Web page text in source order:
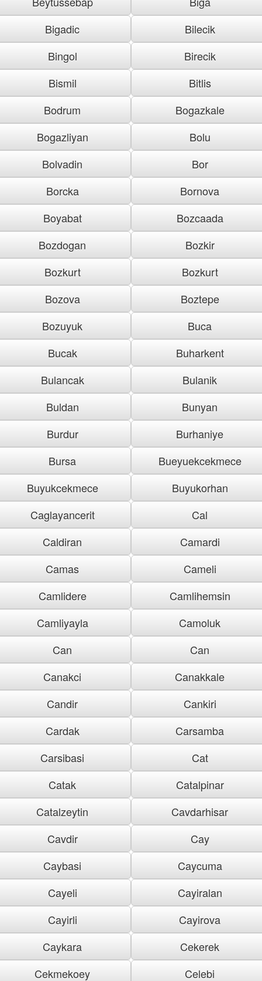
Bigadic
Bilecik
Bingol
Birecik
Bismil
Bitlis
Bodrum
Bogazkale
Bogazliyan
Bolu
Bolvadin
Bor
Borcka
Bornova
Boyabat
Bozcaada
Bozdogan
Bozkir
Bozkurt
Bozkurt
Bozova
Boztepe
Bozuyuk
Buca
Bucak
Buharkent
Bulancak
Bulanik
Buldan
Bunyan
Burdur
Burhaniye
Bursa
Bueyuekcekmece
Buyukcekmece
Buyukorhan
Caglayancerit
Cal
Caldiran
Camardi
Camas
Cameli
Camlidere
Camlihemsin
Camliyayla
Camoluk
Can
Can
Canakci
Canakkale
Candir
Cankiri
Cardak
Carsamba
Carsibasi
Cat
Catak
Catalpinar
Catalzeytin
Cavdarhisar
Cavdir
Cay
Caybasi
Caycuma
Cayeli
Cayiralan
Cayirli
Cayirova
Caykara
Cekerek
Cekmekoey
Celebi